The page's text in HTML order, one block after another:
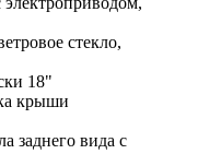
стекло,
18"
крыши
заднего вида с